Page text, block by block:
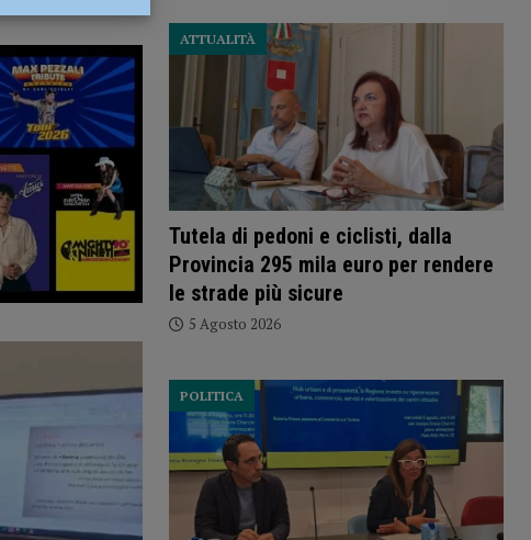
Tutela di pedoni e ciclisti, dalla
Provincia 295 mila euro per rendere
le strade più sicure
ATTUALITÀ
5 Agosto 2026
POLITICA